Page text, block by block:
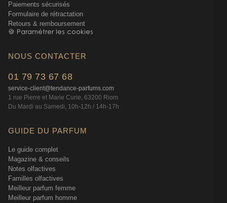
Paiements sécurisés
Formulaire de rétractation
Retours & remboursement
🍪 Paramétrer les cookies
NOUS CONTACTER
01 79 73 67 68
service-client@tendance-parfums.com
1 rue Pierre et Marie Curie, 63200 Riom
Du Mardi au Samedi, 10h-12h / 14h-17h
GUIDE DU PARFUM
Le guide complet
Magazine & conseils
Notes olfactives
Familles olfactives
Meilleur parfum femme
Meilleur parfum homme